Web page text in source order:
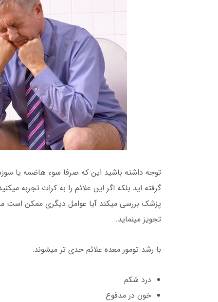
توجه داشته باشید این که صرفا سوء هاضمه یا
گرفته اید بلکه اگر این علائم را به کرات تجربه
پزشک بررسی میکند آیا عوامل دیگری ممکن است
تجویز مینماید.
با رشد تومور معده علائم جدی تر میشوند:
درد شکم
خون در مدفوع